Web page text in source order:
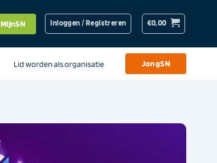
MijnSN Inloggen / Registreren €0,00
Lid worden als organisatie JongSN